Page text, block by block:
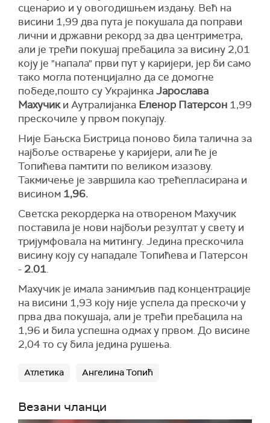
сценарио и у овогодишњем издању. Већ на
висини 1,99 два пута је покушала да поправи
лични и државни рекорд за два центриметра,
али је трећи покушај пребацила за висину 2,01
коју је "напала" први пут у каријери, јер би само
тако могла потенцијално да се домогне
победе,пошто су УкрајинкаЈарослава
Махучики Аутралијанка Еленор Патерсон 1,99
прескочиле у првом покупају.
Није Бањска Бистрица поново била талична за
најбоље остварење у каријери, али ће је
Топићева памтити по великом изазову.
Такмичење је завршила као трећепласирана и
висином 1,96.
Светска рекордерка на отвореном Махучик
поставила је нови најбољи резултат у свету и
тријумфовала на митингу. Једина прескочила
висину коју су нападале Топићева и Патерсон
- 2.01.
Махучик је имала занимљив пад концентрације
на висини 1,93 коју није успела да прескочи у
прва два покушаја, али је трећи пребацила на
1,96 и била успешна одмах у првом. До висине
2,04 то су била једина рушења.
Атлетика Ангелина Топић
Везани чланци